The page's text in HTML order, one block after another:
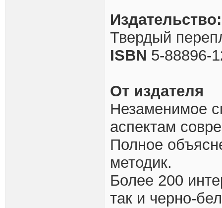
Издательство:
Твердый
ISBN 5-88896-
От издателя
Незаменимое
аспектам
Полное
методик.
Более 200
так и черно-